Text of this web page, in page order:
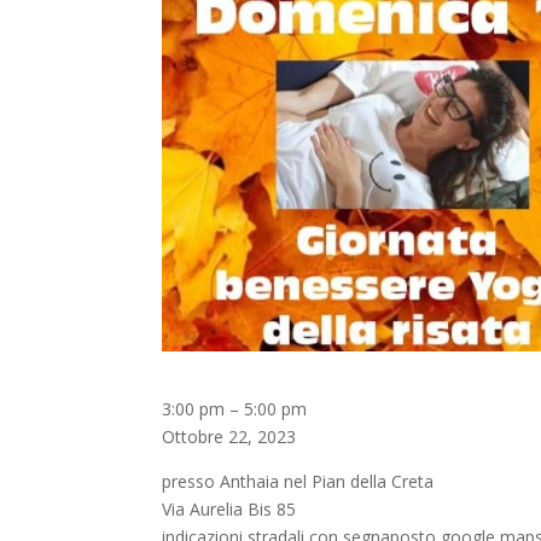
Ottobre
ad
laboratorio
kit
3:00 pm – 5:00 pm
Ottobre 22, 2023
presso Anthaia nel Pian della Creta
Via Aurelia Bis 85